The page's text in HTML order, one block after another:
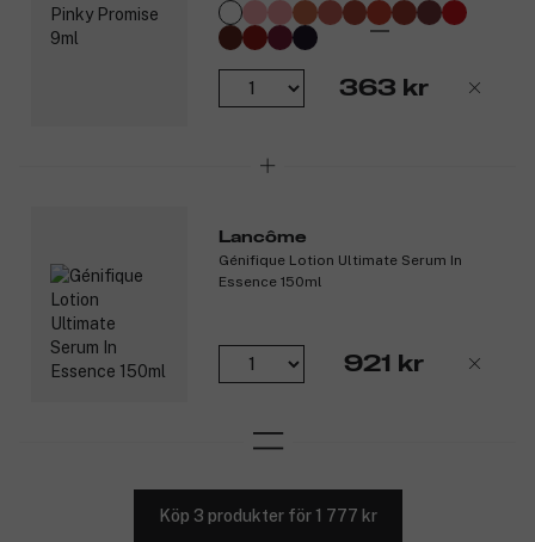
363 kr
Lancôme
Génifique Lotion Ultimate Serum In
Essence 150ml
921 kr
Köp 3 produkter för 1 777 kr